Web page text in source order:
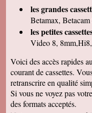
Merci
vos clients. Je
contacter pour
Cordialement
Chantal S
beau souvenir
tres cordialement
Jean V
Toutes mes
accueil, suivi,
transferts de
les grandes
Betamax,
les petites
Video 8,
Voici des accès rapides
courant de cassettes.
retranscrire en qualité
Si vous ne voyez pas
des formats acceptés.